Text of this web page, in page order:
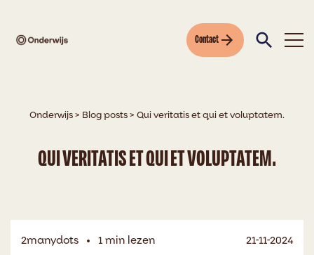
Contact
Onderwijs> Blog posts> Qui veritatis et qui et voluptatem.
QUI VERITATIS ET QUI ET VOLUPTATEM.
2manydots 1 min lezen 21-11-2024